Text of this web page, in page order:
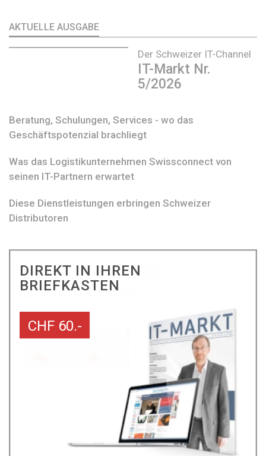
AKTUELLE AUSGABE
Der Schweizer IT-Channel
IT-Markt Nr.
5/2026
Beratung, Schulungen, Services - wo das
Geschäftspotenzial brachliegt
Was das Logistikunternehmen Swissconnect von
seinen IT-Partnern erwartet
Diese Dienstleistungen erbringen Schweizer
Distributoren
DIREKT IN IHREN
BRIEFKASTEN
CHF 60.-